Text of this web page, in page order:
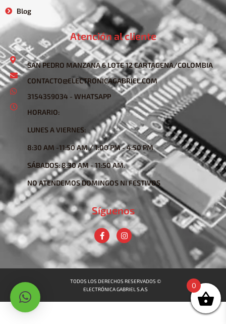
Blog
Atención al cliente
SAN PEDRO MANZANA 6 LOTE 12 CARTAGENA/COLOMBIA
CONTACTO@ELECTRONICAGABRIEL.COM
3154359034 - WHATSAPP
HORARIO:
LUNES A VIERNES:
8:30 AM -11:50 AM / 1:00 PM - 4:50 PM
SÁBADOS: 8:30 AM - 11:50 AM.
NO ATENDEMOS DOMINGOS NI FESTIVOS
Síguenos
TODOS LOS DERECHOS RESERVADOS ©
ELECTRÓNICA GABRIEL S.A.S
0